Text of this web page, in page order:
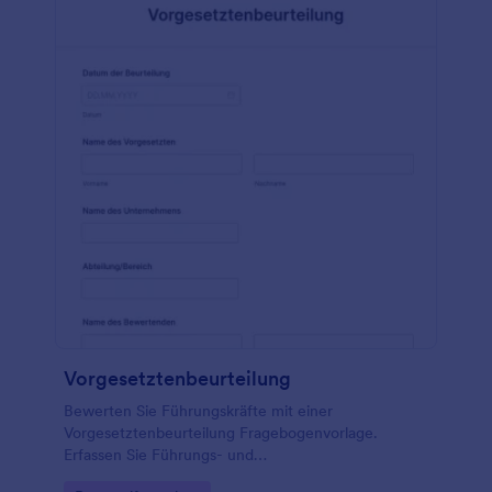
vervollständigen. Sie können aber auch zusätzliche
Jotform anpassen. Und wenn Sie Bewertungen mit
tun Sie dies automatisch mit unseren über 100
nahtlos online durch - mit einem kostenlosen
Vorgesetztenbeurteilung
Bewerten Sie Führungskräfte mit einer
Vorgesetztenbeurteilung Fragebogenvorlage.
Erfassen Sie Führungs- und